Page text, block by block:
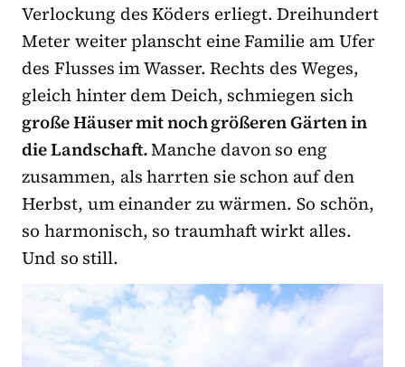
Verlockung des Köders erliegt. Dreihundert
Meter weiter planscht eine Familie am Ufer
des Flusses im Wasser. Rechts des Weges,
gleich hinter dem Deich, schmiegen sich
große Häuser mit noch größeren Gärten in
die Landschaft.Manche davon so eng
zusammen, als harrten sie schon auf den
Herbst, um einander zu wärmen. So schön,
so harmonisch, so traumhaft wirkt alles.
Und so still.